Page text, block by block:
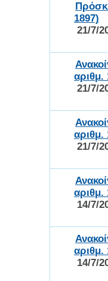
1897)
21/7/
21/7/
21/7/
14/7/
14/7/